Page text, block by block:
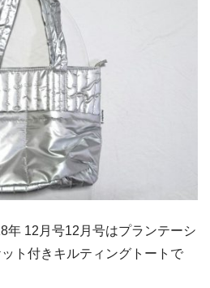
年 12月号12月号はプランテーシ
ト付きキルティングトートで